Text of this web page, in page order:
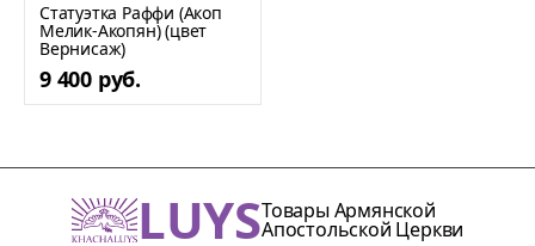
Статуэтка Раффи (Акоп
Мелик-Акопян) (цвет
Вернисаж)
9 400 руб.
LUYSТовары Армянской
Апостольской Церкви